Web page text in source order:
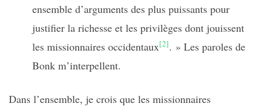
ensemble d’arguments des plus puissants pour
justifier la richesse et les privilèges dont jouissent
les missionnaires occidentaux[2]. » Les paroles de
Bonk m’interpellent.
Dans l’ensemble, je crois que les missionnaires